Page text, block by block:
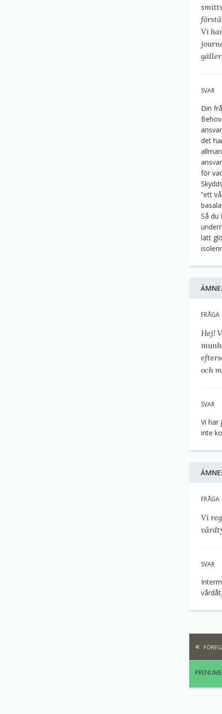
Vi
SVAR
Din
det
för
”ett
Så du
lätt
ÄMNE:
FRÅGA
Hej!
och
SVAR
Vi har
inte
ÄMNE:
FRÅGA
Vi
SVAR